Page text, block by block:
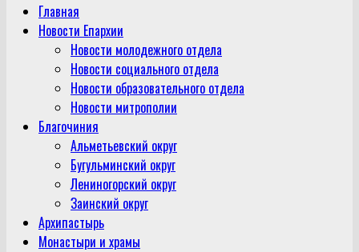
Главная
Новости Епархии
Новости молодежного отдела
Новости социального отдела
Новости образовательного отдела
Новости митрополии
Благочиния
Альметьевский округ
Бугульминский округ
Лениногорский округ
Заинский округ
Архипастырь
Монастыри и храмы